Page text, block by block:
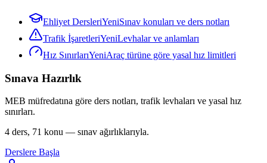
Ehliyet DersleriYeniSınav konuları ve ders notları
Trafik İşaretleriYeniLevhalar ve anlamları
Hız SınırlarıYeniAraç türüne göre yasal hız limitleri
Sınava Hazırlık
MEB müfredatına göre ders notları, trafik levhaları ve yasal hız
sınırları.
4 ders, 71 konu — sınav ağırlıklarıyla.
Derslere Başla